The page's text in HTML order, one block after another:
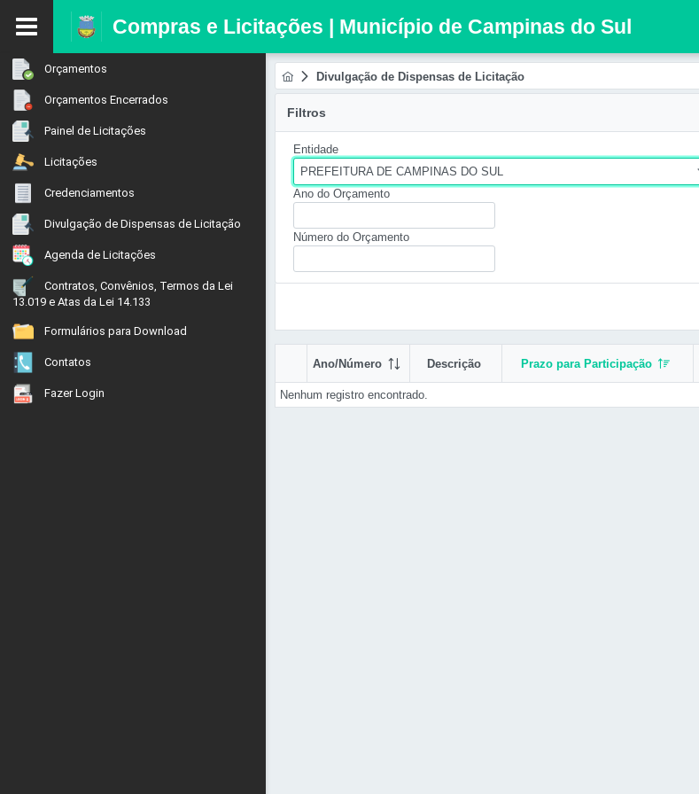
Compras e Licitações | Município de Campinas do Sul
Orçamentos
Orçamentos Encerrados
Painel de Licitações
Licitações
Credenciamentos
Divulgação de Dispensas de Licitação
Agenda de Licitações
Contratos, Convênios, Termos da Lei
13.019 e Atas da Lei 14.133
Formulários para Download
Contatos
Fazer Login
Divulgação de Dispensas de Licitação
Filtros
Entidade
PREFEITURA DE CAMPINAS DO SUL
Ano do Orçamento
Número do Orçamento
Ano/Número Descrição Prazo para Participação
Nenhum registro encontrado.